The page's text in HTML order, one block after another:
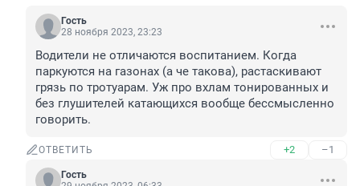
Гость
28 ноября 2023, 23:23
Водители не отличаются воспитанием. Когда
паркуются на газонах (а че такова), растаскивают
грязь по тротуарам. Уж про вхлам тонированных и
без глушителей катающихся вообще бессмысленно
говорить.
ОТВЕТИТЬ +2 –1
Гость